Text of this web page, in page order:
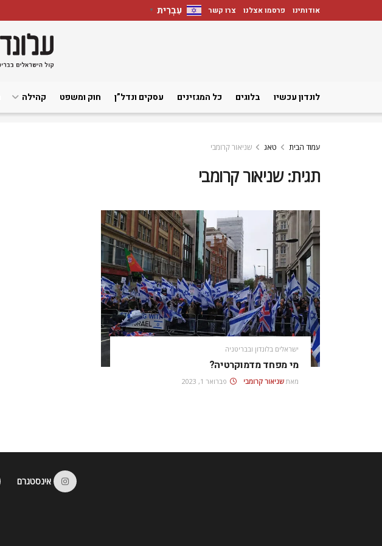
אודותינו פרסמו אצלנו צרו קשר עִבְרִית ▼
לונדון עכשיו בלוגים כל המגזינים עסקים ונדל”ן חוק ומשפט קהילה
עמוד הבית טאג שניאור קרומבי
תגית:שניאור קרומבי
ישראלים בלונדון ובבריטניה
מי מפחד מדמוקרטיה?
מאת שניאור קרומבי פברואר 1, 2023
אינסטגרם